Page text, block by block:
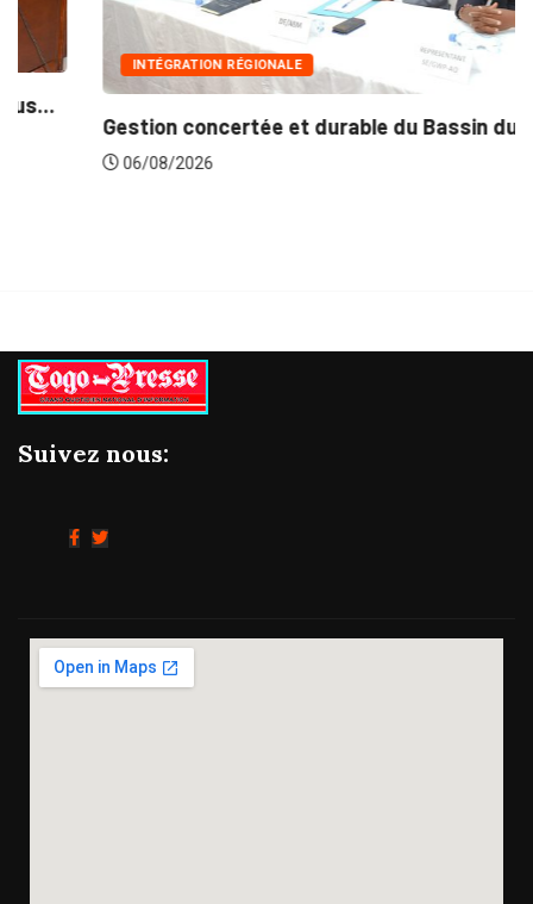
INTÉGRATION RÉGIONALE
Gestion concertée et durable du Bassin du...
06/08/2026
Suivez nous: